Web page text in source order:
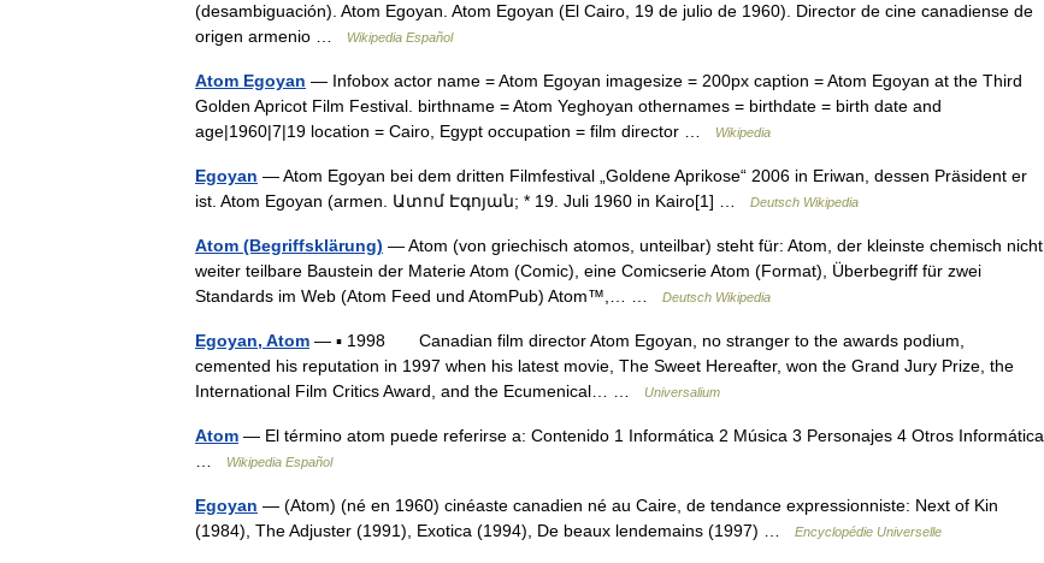
(desambiguación). Atom Egoyan. Atom Egoyan (El Cairo, 19 de julio de 1960). Director de cine canadiense de
origen armenio …
Wikipedia Español
Atom Egoyan — Infobox actor name = Atom Egoyan imagesize = 200px caption = Atom Egoyan at the Third
Golden Apricot Film Festival. birthname = Atom Yeghoyan othernames = birthdate = birth date and
age|1960|7|19 location = Cairo, Egypt occupation = film director …
Wikipedia
Egoyan — Atom Egoyan bei dem dritten Filmfestival „Goldene Aprikose“ 2006 in Eriwan, dessen Präsident er
ist. Atom Egoyan (armen. Ատոմ Էգոյան; * 19. Juli 1960 in Kairo[1] …
Deutsch Wikipedia
Atom (Begriffsklärung) — Atom (von griechisch atomos, unteilbar) steht für: Atom, der kleinste chemisch nicht
weiter teilbare Baustein der Materie Atom (Comic), eine Comicserie Atom (Format), Überbegriff für zwei
Standards im Web (Atom Feed und AtomPub) Atom™,… …
Deutsch Wikipedia
Egoyan, Atom — ▪ 1998 Canadian film director Atom Egoyan, no stranger to the awards podium,
cemented his reputation in 1997 when his latest movie, The Sweet Hereafter, won the Grand Jury Prize, the
International Film Critics Award, and the Ecumenical… …
Universalium
Atom — El término atom puede referirse a: Contenido 1 Informática 2 Música 3 Personajes 4 Otros Informática
Wikipedia Español
Egoyan — (Atom) (né en 1960) cinéaste canadien né au Caire, de tendance expressionniste: Next of Kin
(1984), The Adjuster (1991), Exotica (1994), De beaux lendemains (1997) …
Encyclopédie Universelle